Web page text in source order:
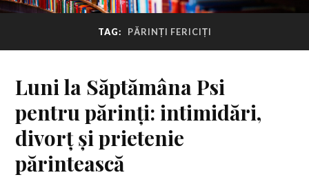
TAG: PĂRINȚI FERICIȚI
Luni la Săptămâna Psi
pentru părinți: intimidări,
divorț și prietenie
părintească